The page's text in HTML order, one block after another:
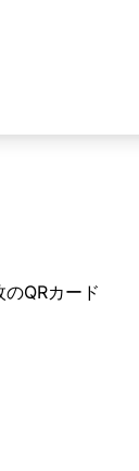
のQRカード